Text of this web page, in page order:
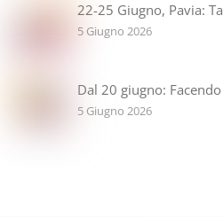
22-25 Giugno, Pavia:
5 Giugno 2026
Dal 20 giugno:
5 Giugno 2026